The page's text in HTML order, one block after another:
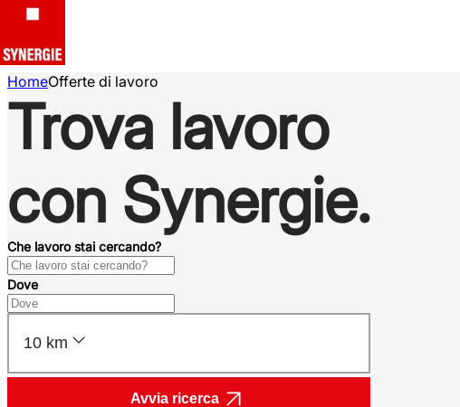
HomeOfferte di lavoro
Trova lavoro
con Synergie.
Che lavoro stai cercando?
Dove
10 km
Avvia ricerca